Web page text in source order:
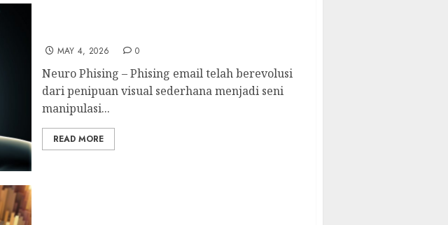
MAY 4, 2026 0
Neuro Phising – Phising email telah berevolusi
dari penipuan visual sederhana menjadi seni
manipulasi...
READ MORE